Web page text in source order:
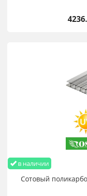
в наличии
Сотовый